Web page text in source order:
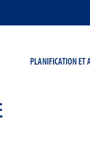
PLANIFICATION ET